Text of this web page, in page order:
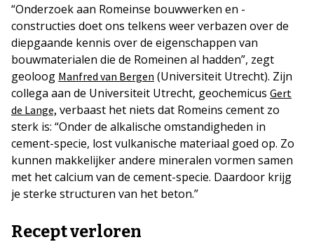
“Onderzoek aan Romeinse bouwwerken en -
constructies doet ons telkens weer verbazen over de
diepgaande kennis over de eigenschappen van
bouwmaterialen die de Romeinen al hadden”, zegt
geoloog Manfred van Bergen (Universiteit Utrecht). Zijn
collega aan de Universiteit Utrecht, geochemicus Gert
de Lange, verbaast het niets dat Romeins cement zo
sterk is: “Onder de alkalische omstandigheden in
cement-specie, lost vulkanische materiaal goed op. Zo
kunnen makkelijker andere mineralen vormen samen
met het calcium van de cement-specie. Daardoor krijg
je sterke structuren van het beton.”
Recept verloren